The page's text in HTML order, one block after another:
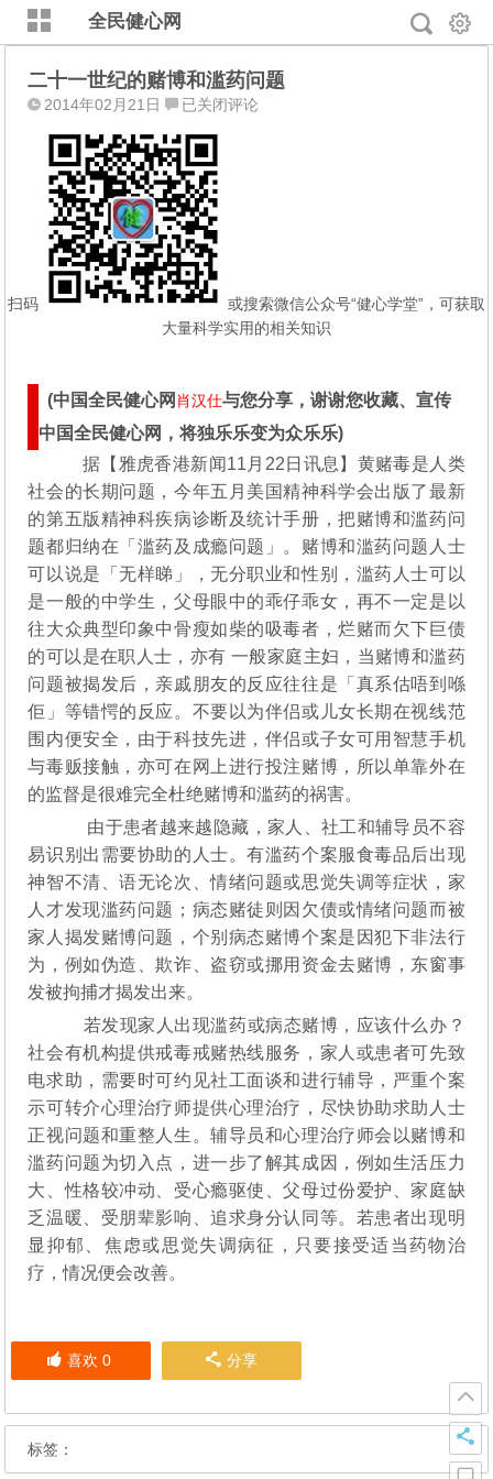
全民健心网
二十一世纪的赌博和滥药问题
2014年02月21日
二
一
世
纪
的
赌
博
和
滥
题
已关闭评论
扫码
或搜索微信公众号“健心学堂”，可获取
大量科学实用的相关知识
(中国全民健心网 肖汉仕与您分享，谢谢您收藏、宣传
中国全民健心网，将独乐乐变为众乐乐)
据【雅虎香港新闻11月22日讯息】黄赌毒是人类
社会的长期问题，今年五月美国精神科学会出版了最新
的第五版精神科疾病诊断及统计手册，把赌博和滥药问
题都归纳在「滥药及成瘾问题」。赌博和滥药问题人士
可以说是「无样睇」，无分职业和性别，滥药人士可以
是一般的中学生，父母眼中的乖仔乖女，再不一定是以
往大众典型印象中骨瘦如柴的吸毒者，烂赌而欠下巨债
的可以是在职人士，亦有 一般家庭主妇，当赌博和滥药
问题被揭发后，亲戚朋友的反应往往是「真系估唔到喺
佢」等错愕的反应。不要以为伴侣或儿女长期在视线范
围内便安全，由于科技先进，伴侣或子女可用智慧手机
与毒贩接触，亦可在网上进行投注赌博，所以单靠外在
的监督是很难完全杜绝赌博和滥药的祸害。
由于患者越来越隐藏，家人、社工和辅导员不容
易识别出需要协助的人士。有滥药个案服食毒品后出现
神智不清、语无论次、情绪问题或思觉失调等症状，家
人才发现滥药问题；病态赌徒则因欠债或情绪问题而被
家人揭发赌博问题，个别病态赌博个案是因犯下非法行
为，例如伪造、欺诈、盗窃或挪用资金去赌博，东窗事
发被拘捕才揭发出来。
若发现家人出现滥药或病态赌博，应该什么办？
社会有机构提供戒毒戒赌热线服务，家人或患者可先致
电求助，需要时可约见社工面谈和进行辅导，严重个案
示可转介心理治疗师提供心理治疗，尽快协助求助人士
正视问题和重整人生。辅导员和心理治疗师会以赌博和
滥药问题为切入点，进一步了解其成因，例如生活压力
大、性格较冲动、受心瘾驱使、父母过份爱护、家庭缺
乏温暖、受朋辈影响、追求身分认同等。若患者出现明
显抑郁、焦虑或思觉失调病征，只要接受适当药物治
疗，情况便会改善。
喜欢 0 分享
标签：